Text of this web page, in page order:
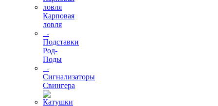
Карповая
ловля
-
Подставки
Род-
Поды
-
Сигнализаторы
Свингера